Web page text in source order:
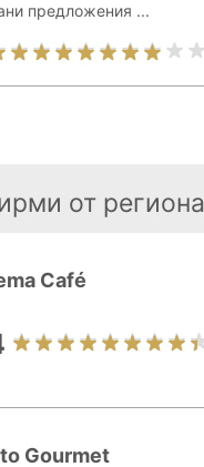
предложения ...
от региона
Café
Gourmet